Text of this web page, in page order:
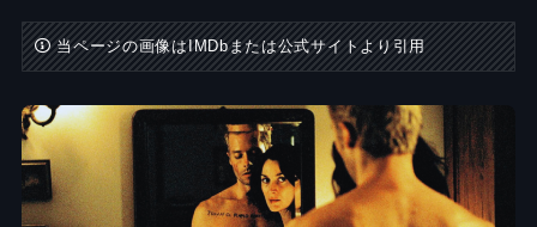
当ページの画像はIMDbまたは公式サイトより引用